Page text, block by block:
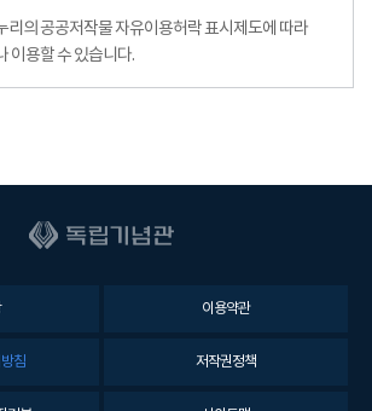
리의 공공저작물 자유이용허락 표시제도에 따라
이용할 수 있습니다.
이용약관
침 저작권정책